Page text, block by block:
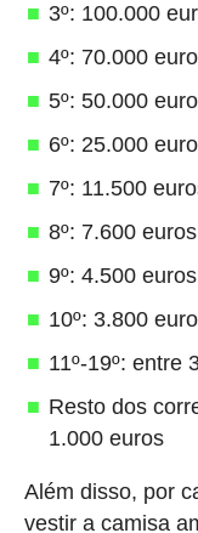
3º: 100.000
4º: 70.000
5º: 50.000
6º: 25.000
7º: 11.500
8º: 7.600 euros
9º: 4.500 euros
10º: 3.800
11º-19º: entre
Resto dos
1.000 euros
Além disso, por
vestir a camisa